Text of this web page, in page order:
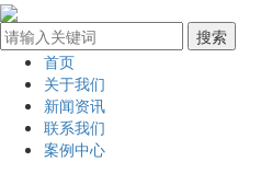
首页
关于我们
新闻资讯
联系我们
案例中心